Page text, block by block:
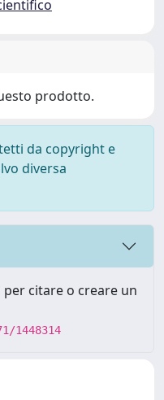
prodotto.
da copyright e
diversa
citare o creare un
1448314